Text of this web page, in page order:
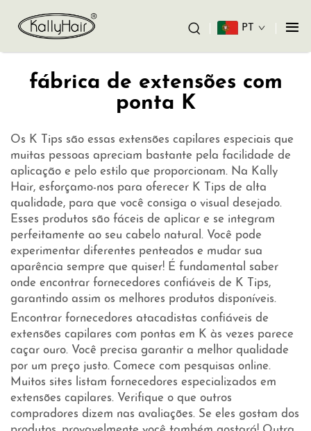
PT
fábrica de extensões com
ponta K
Os K Tips são essas extensões capilares especiais que
muitas pessoas apreciam bastante pela facilidade de
aplicação e pelo estilo que proporcionam. Na Kally
Hair, esforçamo-nos para oferecer K Tips de alta
qualidade, para que você consiga o visual desejado.
Esses produtos são fáceis de aplicar e se integram
perfeitamente ao seu cabelo natural. Você pode
experimentar diferentes penteados e mudar sua
aparência sempre que quiser! É fundamental saber
onde encontrar fornecedores confiáveis de K Tips,
garantindo assim os melhores produtos disponíveis.
Encontrar fornecedores atacadistas confiáveis de
extensões capilares com pontas em K às vezes parece
caçar ouro. Você precisa garantir a melhor qualidade
por um preço justo. Comece com pesquisas online.
Muitos sites listam fornecedores especializados em
extensões capilares. Verifique o que outros
compradores dizem nas avaliações. Se eles gostam dos